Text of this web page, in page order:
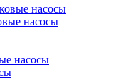
насосы
насосы
насосы